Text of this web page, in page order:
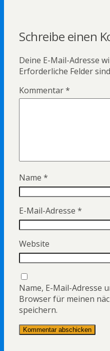
Schreibe einen
Deine E-Mail-Adresse
Erforderliche Felder
Kommentar*
Name *
E-Mail-Adresse *
Website
Name, E-Mail-Adresse
Browser für meinen
speichern.